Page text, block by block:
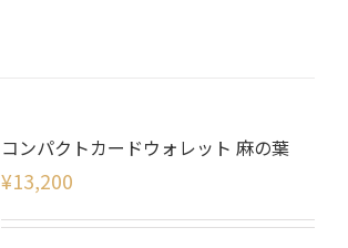
コンパクトカードウォレット 麻の葉
¥13,200